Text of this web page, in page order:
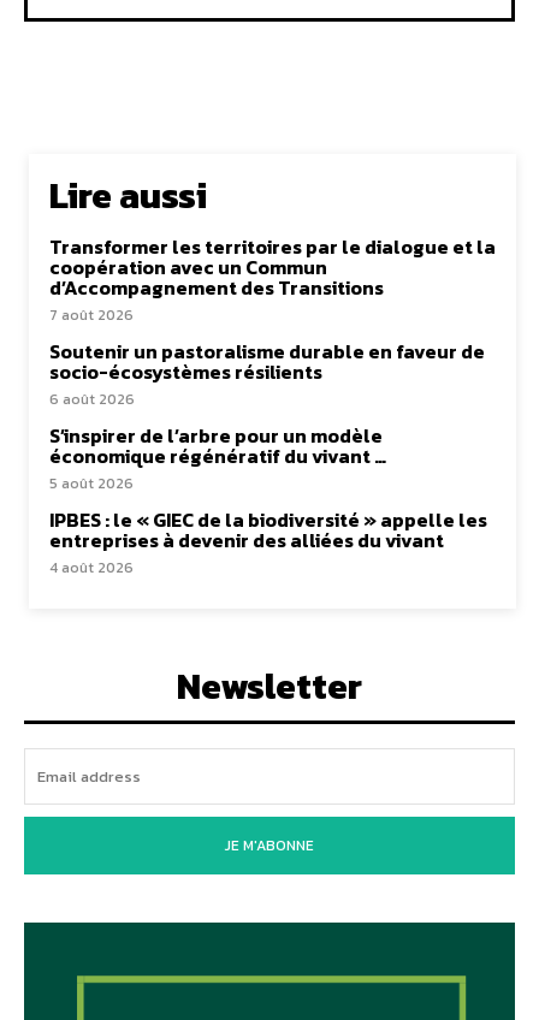
Lire aussi
Transformer les territoires par le dialogue et la
coopération avec un Commun
d’Accompagnement des Transitions
7 août 2026
Soutenir un pastoralisme durable en faveur de
socio-écosystèmes résilients
6 août 2026
S’inspirer de l’arbre pour un modèle
économique régénératif du vivant …
5 août 2026
IPBES : le « GIEC de la biodiversité » appelle les
entreprises à devenir des alliées du vivant
4 août 2026
Newsletter
JE M'ABONNE